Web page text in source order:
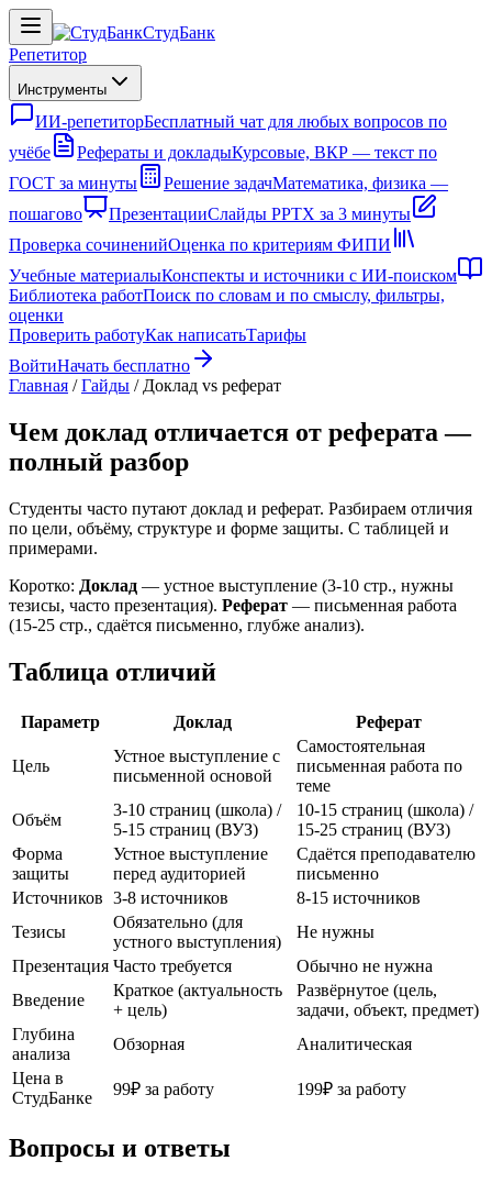
СтудБанк
Репетитор
Инструменты
ИИ-репетиторБесплатный чат для любых вопросов по
учёбе
Рефераты и докладыКурсовые, ВКР — текст по
ГОСТ за минуты
Решение задачМатематика, физика —
пошагово
ПрезентацииСлайды PPTX за 3 минуты
Проверка сочиненийОценка по критериям ФИПИ
Учебные материалыКонспекты и источники с ИИ-поиском
Библиотека работПоиск по словам и по смыслу, фильтры,
оценки
Проверить работуКак написатьТарифы
ВойтиНачать бесплатно
Главная /Гайды / Доклад vs реферат
Чем доклад отличается от реферата —
полный разбор
Студенты часто путают доклад и реферат. Разбираем отличия
по цели, объёму, структуре и форме защиты. С таблицей и
примерами.
Коротко: Доклад — устное выступление (3-10 стр., нужны
тезисы, часто презентация). Реферат — письменная работа
(15-25 стр., сдаётся письменно, глубже анализ).
Таблица отличий
Параметр Доклад Реферат
Цель
Устное выступление с
письменной основой
Самостоятельная
письменная работа по
теме
Объём
3-10 страниц (школа) /
5-15 страниц (ВУЗ)
10-15 страниц (школа) /
15-25 страниц (ВУЗ)
Форма
защиты
Устное выступление
перед аудиторией
Сдаётся преподавателю
письменно
Источников 3-8 источников
8-15 источников
Тезисы
Обязательно (для
устного выступления)
Не нужны
Презентация Часто требуется
Обычно не нужна
Введение
Краткое (актуальность
+ цель)
Развёрнутое (цель,
задачи, объект, предмет)
Глубина
анализа
Обзорная
Аналитическая
Цена в
СтудБанке
99₽ за работу 199₽ за работу
Вопросы и ответы